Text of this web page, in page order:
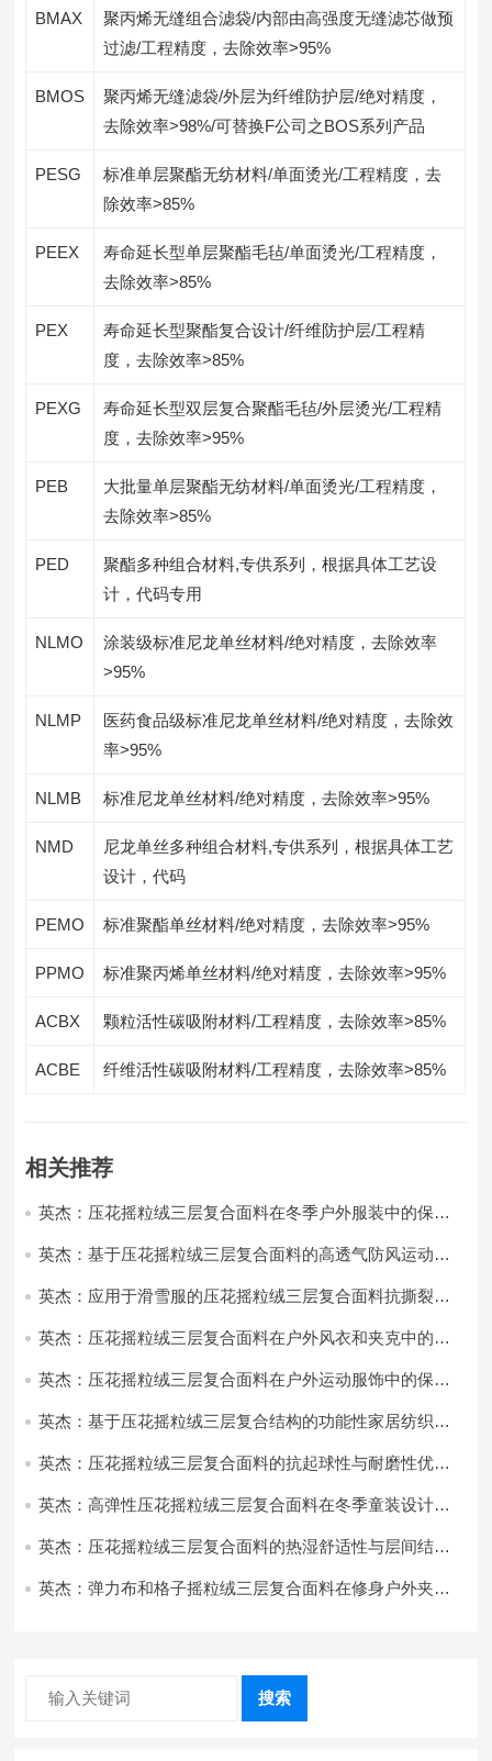
BMAX
聚丙烯无缝组合滤袋/内部由高强度无缝滤芯做预
过滤/工程精度，去除效率>95%
BMOS
聚丙烯无缝滤袋/外层为纤维防护层/绝对精度，
去除效率>98%/可替换F公司之BOS系列产品
PESG
标准单层聚酯无纺材料/单面烫光/工程精度，去
除效率>85%
PEEX
寿命延长型单层聚酯毛毡/单面烫光/工程精度，
去除效率>85%
PEX
寿命延长型聚酯复合设计/纤维防护层/工程精
度，去除效率>85%
PEXG
寿命延长型双层复合聚酯毛毡/外层烫光/工程精
度，去除效率>95%
PEB
大批量单层聚酯无纺材料/单面烫光/工程精度，
去除效率>85%
PED
聚酯多种组合材料,专供系列，根据具体工艺设
计，代码专用
NLMO
涂装级标准尼龙单丝材料/绝对精度，去除效率
>95%
NLMP
医药食品级标准尼龙单丝材料/绝对精度，去除效
率>95%
NLMB 标准尼龙单丝材料/绝对精度，去除效率>95%
NMD
尼龙单丝多种组合材料,专供系列，根据具体工艺
设计，代码
PEMO 标准聚酯单丝材料/绝对精度，去除效率>95%
PPMO 标准聚丙烯单丝材料/绝对精度，去除效率>95%
ACBX 颗粒活性碳吸附材料/工程精度，去除效率>85%
ACBE 纤维活性碳吸附材料/工程精度，去除效率>85%
相关推荐
英杰：压花摇粒绒三层复合面料在冬季户外服装中的保暖
英杰：基于压花摇粒绒三层复合面料的高透气防风运动服
英杰：应用于滑雪服的压花摇粒绒三层复合面料抗撕裂与
英杰：压花摇粒绒三层复合面料在户外风衣和夹克中的应
英杰：压花摇粒绒三层复合面料在户外运动服饰中的保暖
英杰：基于压花摇粒绒三层复合结构的功能性家居纺织品
英杰：压花摇粒绒三层复合面料的抗起球性与耐磨性优化
英杰：高弹性压花摇粒绒三层复合面料在冬季童装设计中
英杰：压花摇粒绒三层复合面料的热湿舒适性与层间结合
英杰：弹力布和格子摇粒绒三层复合面料在修身户外夹克
搜索